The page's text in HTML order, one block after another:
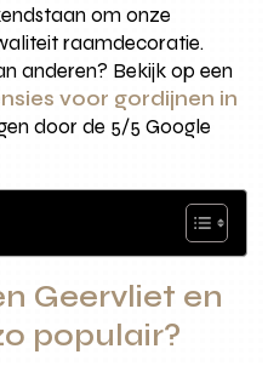
om onze
raamdecoratie.
anderen? Bekijk op een
voor gordijnen in
door de 5/5 Google
Geervliet en
populair?